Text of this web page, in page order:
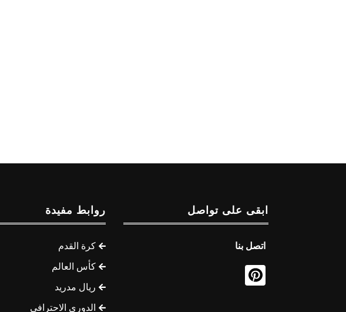
ابقى على تواصل
اتصل بنا
روابط مفيدة
كرة القدم
كأس العالم
ريال مدريد
الدوري الاحترافي